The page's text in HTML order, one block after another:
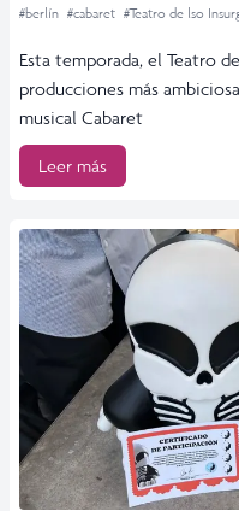
#berlín #cabaret #Teatro de lso
Esta temporada, el Teatro
producciones más
musical Cabaret
Leer más